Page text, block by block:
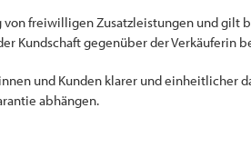
freiwilligen Zusatzleistungen und gilt
Kundschaft gegenüber der Verkäuferin
und Kunden klarer und einheitlicher
abhängen.